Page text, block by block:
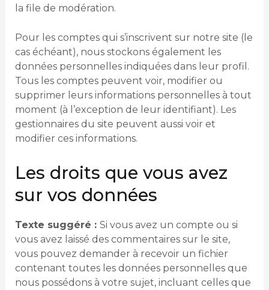
la file de modération.
Pour les comptes qui s’inscrivent sur notre site (le
cas échéant), nous stockons également les
données personnelles indiquées dans leur profil.
Tous les comptes peuvent voir, modifier ou
supprimer leurs informations personnelles à tout
moment (à l’exception de leur identifiant). Les
gestionnaires du site peuvent aussi voir et
modifier ces informations.
Les droits que vous avez
sur vos données
Texte suggéré : Si vous avez un compte ou si
vous avez laissé des commentaires sur le site,
vous pouvez demander à recevoir un fichier
contenant toutes les données personnelles que
nous possédons à votre sujet, incluant celles que